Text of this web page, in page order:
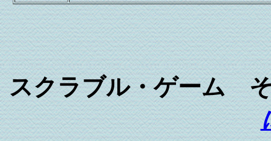
スクラブル・ゲー